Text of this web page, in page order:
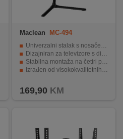
Maclean MC-494
Univerzalni stalak s nosačem za montažu TV-a težine do 40 kg
Dizajniran za televizore s dijagonalom ekrana od 32 do 70 inča
Stabilna montaža na četiri podesive noge
Izrađen od visokokvalitetnih materijala
169,90 KM